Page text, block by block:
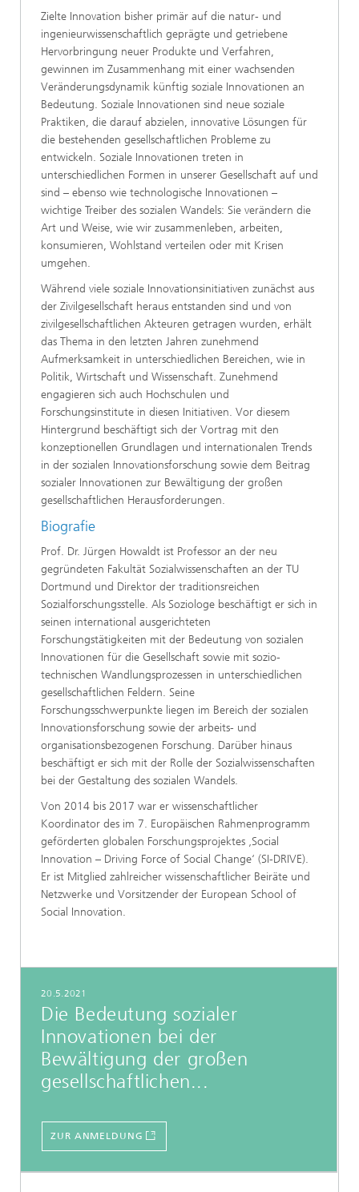
Zielte Innovation bisher primär auf die natur- und
ingenieurwissenschaftlich geprägte und getriebene
Hervorbringung neuer Produkte und Verfahren,
gewinnen im Zusammenhang mit einer wachsenden
Veränderungsdynamik künftig soziale Innovationen an
Bedeutung. Soziale Innovationen sind neue soziale
Praktiken, die darauf abzielen, innovative Lösungen für
die bestehenden gesellschaftlichen Probleme zu
entwickeln. Soziale Innovationen treten in
unterschiedlichen Formen in unserer Gesellschaft auf und
sind – ebenso wie technologische Innovationen –
wichtige Treiber des sozialen Wandels: Sie verändern die
Art und Weise, wie wir zusammenleben, arbeiten,
konsumieren, Wohlstand verteilen oder mit Krisen
umgehen.
Während viele soziale Innovationsinitiativen zunächst aus
der Zivilgesellschaft heraus entstanden sind und von
zivilgesellschaftlichen Akteuren getragen wurden, erhält
das Thema in den letzten Jahren zunehmend
Aufmerksamkeit in unterschiedlichen Bereichen, wie in
Politik, Wirtschaft und Wissenschaft. Zunehmend
engagieren sich auch Hochschulen und
Forschungsinstitute in diesen Initiativen. Vor diesem
Hintergrund beschäftigt sich der Vortrag mit den
konzeptionellen Grundlagen und internationalen Trends
in der sozialen Innovationsforschung sowie dem Beitrag
sozialer Innovationen zur Bewältigung der großen
gesellschaftlichen Herausforderungen.
Biografie
Prof. Dr. Jürgen Howaldt ist Professor an der neu
gegründeten Fakultät Sozialwissenschaften an der TU
Dortmund und Direktor der traditionsreichen
Sozialforschungsstelle. Als Soziologe beschäftigt er sich in
seinen international ausgerichteten
Forschungstätigkeiten mit der Bedeutung von sozialen
Innovationen für die Gesellschaft sowie mit sozio-
technischen Wandlungsprozessen in unterschiedlichen
gesellschaftlichen Feldern. Seine
Forschungsschwerpunkte liegen im Bereich der sozialen
Innovationsforschung sowie der arbeits- und
organisationsbezogenen Forschung. Darüber hinaus
beschäftigt er sich mit der Rolle der Sozialwissenschaften
bei der Gestaltung des sozialen Wandels.
Von 2014 bis 2017 war er wissenschaftlicher
Koordinator des im 7. Europäischen Rahmenprogramm
geförderten globalen Forschungsprojektes ‚Social
Innovation – Driving Force of Social Change‘ (SI-DRIVE).
Er ist Mitglied zahlreicher wissenschaftlicher Beiräte und
Netzwerke und Vorsitzender der European School of
Social Innovation.
20.5.2021
Die Bedeutung sozialer
Innovationen bei der
Bewältigung der großen
gesellschaftlichen...
ZUR ANMELDUNG